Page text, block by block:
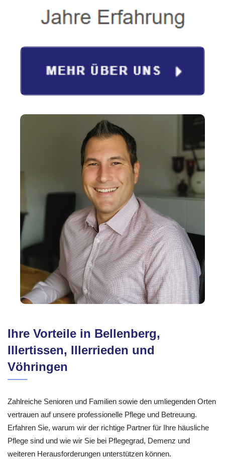
Ihre Vorteile in Bellenberg,
Illertissen, Illerrieden und
Vöhringen
Zahlreiche Senioren und Familien sowie den umliegenden Orten
vertrauen auf unsere professionelle Pflege und Betreuung.
Erfahren Sie, warum wir der richtige Partner für Ihre häusliche
Pflege sind und wie wir Sie bei Pflegegrad, Demenz und
weiteren Herausforderungen unterstützen können.